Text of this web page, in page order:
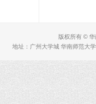
版权所有 ©
地址：广州大学城 华南师范大